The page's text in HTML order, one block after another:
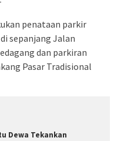
penataan parkir
sepanjang Jalan
dan parkiran
Pasar Tradisional
Dewa Tekankan